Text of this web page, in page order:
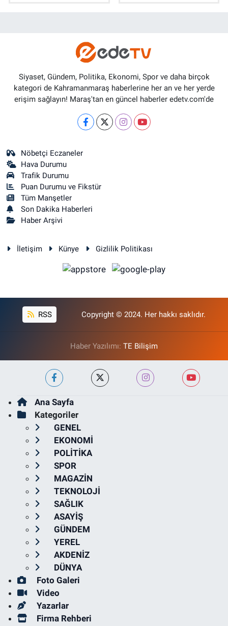
Siyaset, Gündem, Politika, Ekonomi, Spor ve daha birçok
kategori de Kahramanmaraş haberlerine her an ve her yerde
erişim sağlayın! Maraş'tan en güncel haberler edetv.com'de
Nöbetçi Eczaneler
Hava Durumu
Trafik Durumu
Puan Durumu ve Fikstür
Tüm Manşetler
Son Dakika Haberleri
Haber Arşivi
İletişim Künye Gizlilik Politikası
RSS Copyright © 2024. Her hakkı saklıdır.
Haber Yazılımı: TE Bilişim
Ana Sayfa
Kategoriler
GENEL
EKONOMİ
POLİTİKA
SPOR
MAGAZİN
TEKNOLOJİ
SAĞLIK
ASAYİŞ
GÜNDEM
YEREL
AKDENİZ
DÜNYA
Foto Galeri
Video
Yazarlar
Firma Rehberi